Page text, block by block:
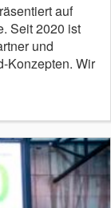
auf
Seit 2020 ist
und
Konzepten. Wir